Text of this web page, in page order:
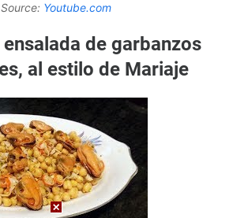
Source: Youtube.com
de garbanzos
al estilo de Mariaje